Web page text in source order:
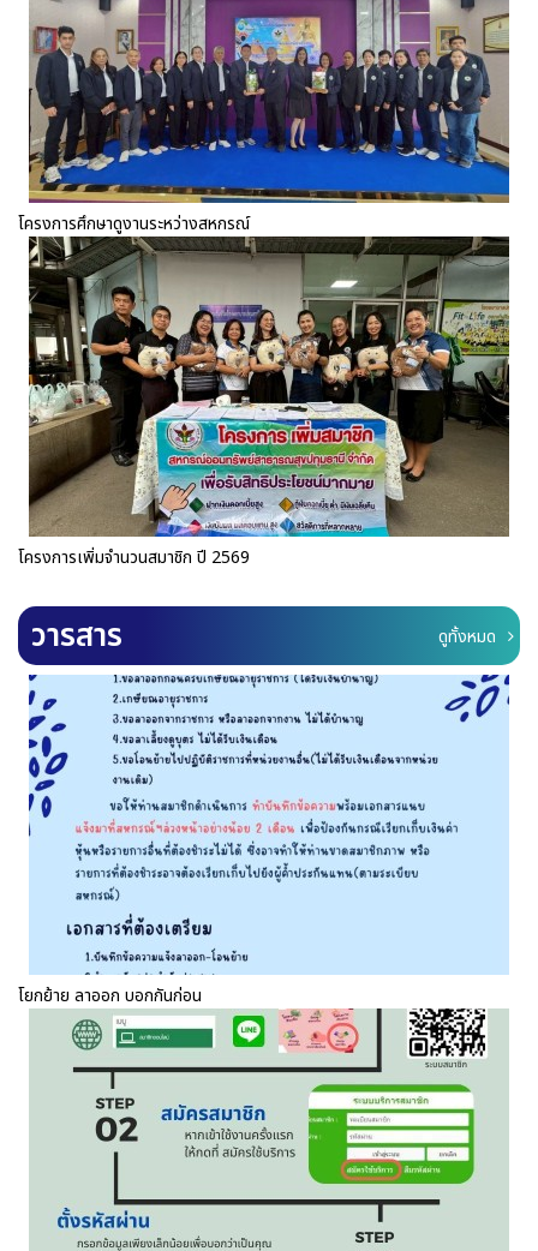
โครงการศึกษาดูงานระหว่างสหกรณ์
โครงการเพิ่มจำนวนสมาชิก ปี 2569
วารสาร ดูทั้งหมด
โยกย้าย ลาออก บอกกันก่อน